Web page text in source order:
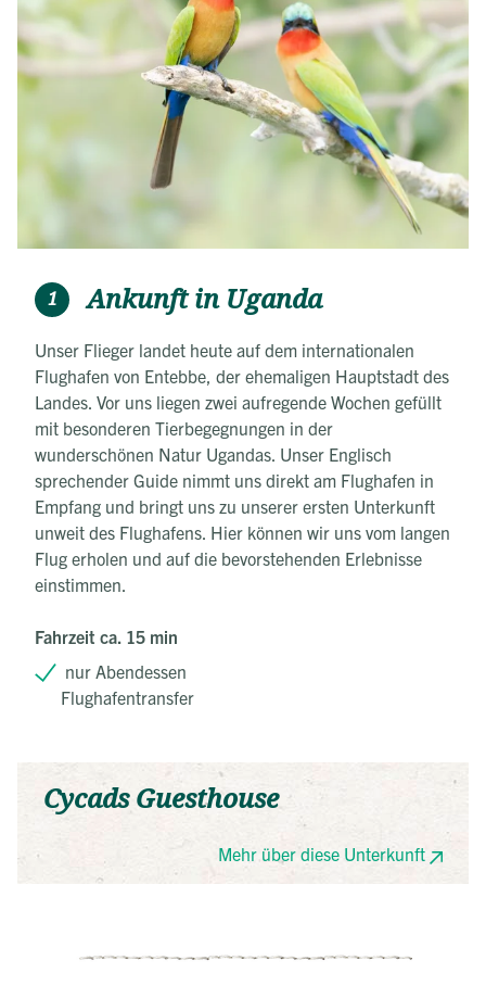
sowohl die Berggorillas im Bwindi Nationalpark als auch die
Schimpansen im Kibale Forest jeweils doppelt besuchen. Wir
werden also richtig auf Tuchfühlung mit unseren nächsten
Verwandten gehen – eine Erfahrung, die wir sicher so
schnell nicht vergessen werden!
1 Ankunft in Uganda
Unser Flieger landet heute auf dem internationalen
Flughafen von Entebbe, der ehemaligen Hauptstadt des
Landes. Vor uns liegen zwei aufregende Wochen gefüllt
mit besonderen Tierbegegnungen in der
wunderschönen Natur Ugandas. Unser Englisch
sprechender Guide nimmt uns direkt am Flughafen in
Empfang und bringt uns zu unserer ersten Unterkunft
unweit des Flughafens. Hier können wir uns vom langen
Flug erholen und auf die bevorstehenden Erlebnisse
einstimmen.
Fahrzeit ca. 15 min
nur Abendessen
Flughafentransfer
Cycads Guesthouse
Mehr über diese Unterkunft